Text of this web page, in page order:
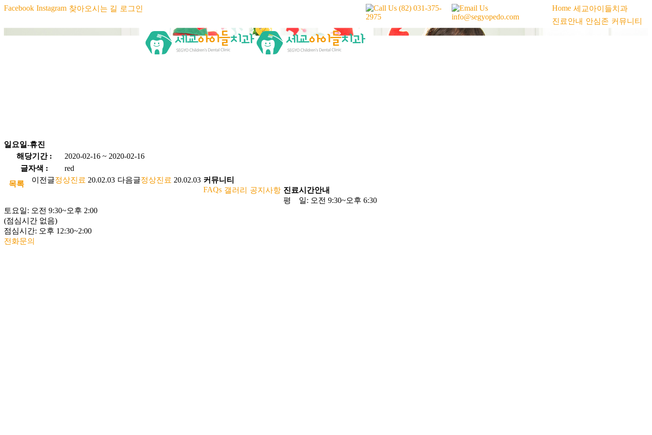
Facebook Instagram 찾아오시는 길 로그인 Call Us (82) 031-375-
2975
Email Us
info@segyopedo.com
Home 세교아이들치과
진료안내 안심존 커뮤니티
일요일-휴진
해당기간 :
2020-02-16 ~ 2020-02-16
글자색 :
red
목록
이전글정상진료 20.02.03 다음글정상진료 20.02.03 커뮤니티
FAQs 갤러리 공지사항 진료시간안내
평 일: 오전 9:30~오후 6:30
토요일: 오전 9:30~오후 2:00
(점심시간 없음)
점심시간: 오후 12:30~2:00
전화문의